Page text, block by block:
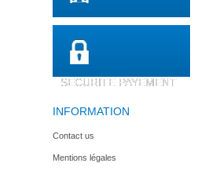
SECURITE PAYEMENT
INFORMATION
Contact us
Mentions légales